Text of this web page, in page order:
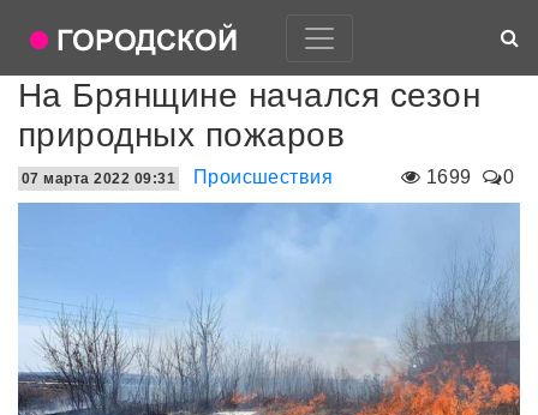
На Брянщине начался сезон
природных пожаров
1699 0
07 марта 2022 09:31 Происшествия